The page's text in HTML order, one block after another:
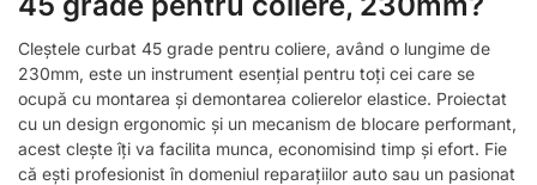
Cleștele curbat 45 grade pentru coliere, având o lungime de
230mm, este un instrument esențial pentru toți cei care se
ocupă cu montarea și demontarea colierelor elastice. Proiectat
cu un design ergonomic și un mecanism de blocare performant,
acest clește îți va facilita munca, economisind timp și efort. Fie
că ești profesionist în domeniul reparațiilor auto sau un pasionat